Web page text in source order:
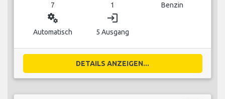
7 1 Benzin
miscellaneous_services
Automatisch
login
5 Ausgang
DETAILS ANZEIGEN...